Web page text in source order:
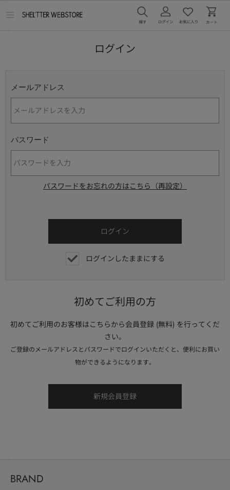
ログイン
メールアドレス
パスワード
パスワードをお忘れの方はこちら（再設定）
ログインしたままにする
初めてご利用の方
初めてご利用のお客様はこちらから会員登録 (無料) を行ってくだ
さい。
ご登録のメールアドレスとパスワードでログインいただくと、便利にお買い
物ができるようになります。
BRAND